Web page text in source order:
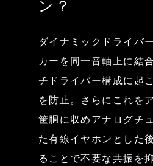
ン？
ダイナミックドライバ
カーを同一音軸上に結
チドライバー構成に起
を防止。さらにこれを
筐胴に収めアナログチ
た有線イヤホンとした
ることで不要な共振を